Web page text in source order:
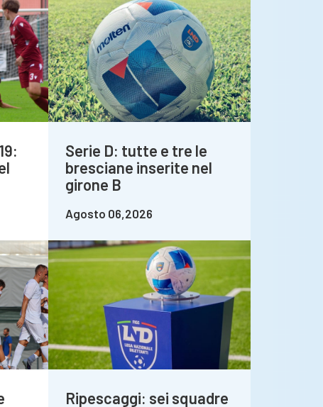
Serie D: tutte e tre le
bresciane inserite nel
girone B
Agosto 06,2026
Ripescaggi: sei squadre